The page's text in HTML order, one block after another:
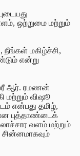
ஒற்றுமை மற்றும்
மகிழ்ச்சி,
என்று
ஆர். ரமணன்
மற்றும் விஷூ
என்பது தமிழ்,
புத்தாண்டைக்
வளம் மற்றும்